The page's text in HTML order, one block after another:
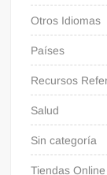
Otros Idiomas
Países
Recursos
Salud
Sin categoría
Tiendas Online